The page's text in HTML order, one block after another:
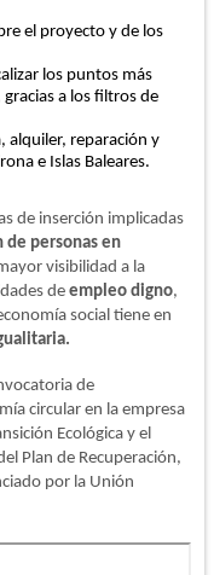
el proyecto y de los
los puntos más
a los filtros de
alquiler, reparación y
e Islas Baleares.
de inserción implicadas
de personas en
visibilidad a la
de empleo digno,
social tiene en
de
circular en la empresa
Ecológica y el
Plan de Recuperación,
por la Unión